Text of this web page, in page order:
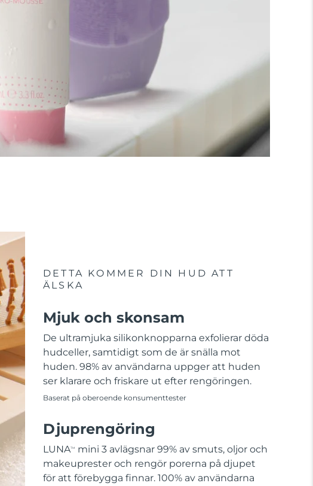
DETTA KOMMER DIN HUD ATT
ÄLSKA
Mjuk och skonsam
De ultramjuka silikonknopparna exfolierar döda
hudceller, samtidigt som de är snälla mot
huden. 98% av användarna uppger att huden
ser klarare och friskare ut efter rengöringen.
Baserat på oberoende konsumenttester
Djuprengöring
LUNATM
mini 3 avlägsnar 99% av smuts, oljor och
makeuprester och rengör porerna på djupet
för att förebygga finnar. 100% av användarna